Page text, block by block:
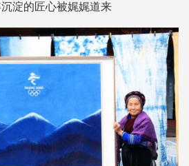
淀的匠心被娓娓道来